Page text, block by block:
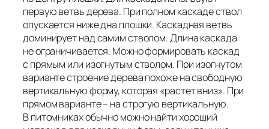
первую ветвь дерева. При полном каскаде ствол
опускается ниже дна плошки. Каскадная ветвь
доминирует над самим стволом. Длина каскада
не ограничивается. Можно формировать каскад
с прямым или изогнутым стволом. При изогнутом
варианте строение дерева похоже на свободную
вертикальную форму, которая «растет вниз». При
прямом варианте – на строгую вертикальную.
В питомниках обычно можно найти хороший